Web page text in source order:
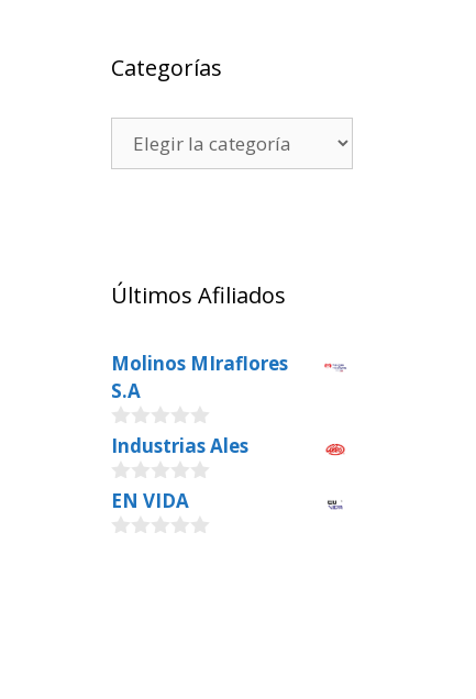
Categorías
Últimos Afiliados
Molinos MIraflores
S.A
0
o
u
t
o
f
Industrias Ales
0
o
u
EN VIDA